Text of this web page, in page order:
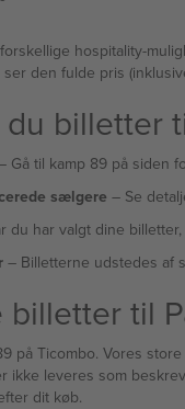
hospitality-
den fulde pris
billetter
Gå til kamp 89 på siden
sælgere – Se
du har valgt dine
– Billetterne udstedes af
billetter til
på Ticombo. Vores
ikke leveres som
dit køb.